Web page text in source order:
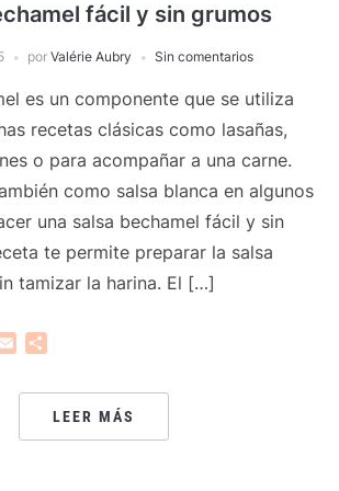
fácil y sin grumos
por Valérie Aubry Sin comentarios
es un componente que se utiliza
recetas clásicas como lasañas,
o para acompañar a una carne.
como salsa blanca en algunos
una salsa bechamel fácil y sin
te permite preparar la salsa
tamizar la harina. El […]
Email
LEER MÁS